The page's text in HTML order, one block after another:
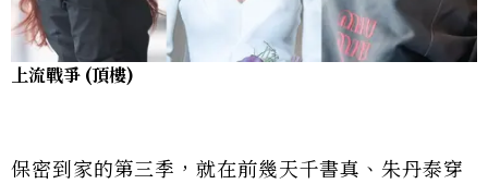
上流戰爭 (頂樓)
保密到家的第三季，就在前幾天千書真、朱丹泰穿